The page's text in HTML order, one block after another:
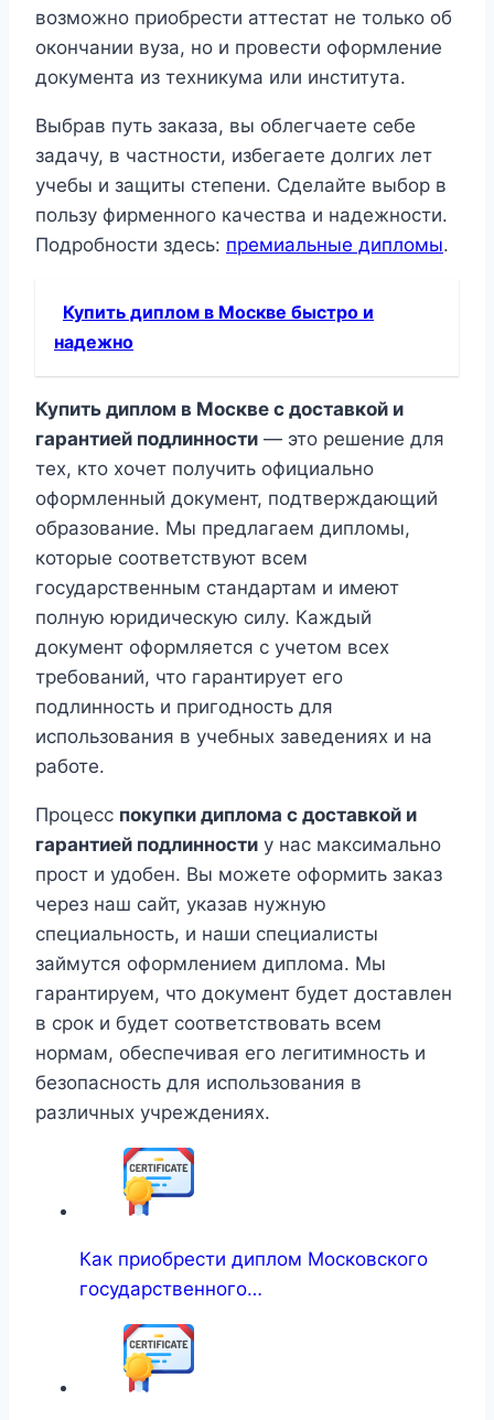
возможно приобрести аттестат не только об
окончании вуза, но и провести оформление
документа из техникума или института.
Выбрав путь заказа, вы облегчаете себе
задачу, в частности, избегаете долгих лет
учебы и защиты степени. Сделайте выбор в
пользу фирменного качества и надежности.
Подробности здесь: премиальные дипломы.
Купить диплом в Москве быстро и
надежно
Купить диплом в Москве с доставкой и
гарантией подлинности — это решение для
тех, кто хочет получить официально
оформленный документ, подтверждающий
образование. Мы предлагаем дипломы,
которые соответствуют всем
государственным стандартам и имеют
полную юридическую силу. Каждый
документ оформляется с учетом всех
требований, что гарантирует его
подлинность и пригодность для
использования в учебных заведениях и на
работе.
Процесс покупки диплома с доставкой и
гарантией подлинности у нас максимально
прост и удобен. Вы можете оформить заказ
через наш сайт, указав нужную
специальность, и наши специалисты
займутся оформлением диплома. Мы
гарантируем, что документ будет доставлен
в срок и будет соответствовать всем
нормам, обеспечивая его легитимность и
безопасность для использования в
различных учреждениях.
Как приобрести диплом Московского
государственного…